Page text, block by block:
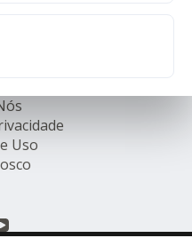
Uso
OS DIREITOS